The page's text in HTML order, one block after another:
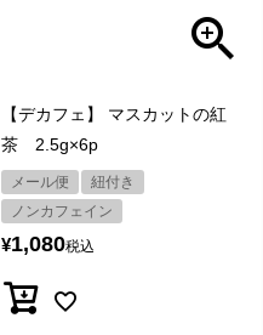
【デカフェ】 マスカットの紅
茶 2.5g×6p
メール便
紐付き
ノンカフェイン
¥1,080税込